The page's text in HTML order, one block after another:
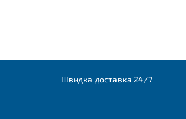
Швидка доставка 24/7